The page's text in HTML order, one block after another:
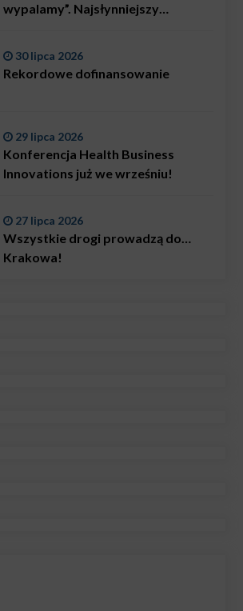
wypalamy”. Najsłynniejszy
problemem są nie tylko choroby
30 lipca 2026
Rekordowe dofinansowanie
29 lipca 2026
Konferencja Health Business
Innovations już we wrześniu!
27 lipca 2026
Wszystkie drogi prowadzą do…
Krakowa!